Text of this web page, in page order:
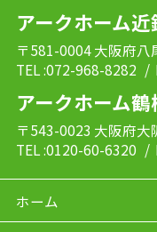
アークホーム
〒581-0004 大阪府
TEL :072-968-8282 /
アークホーム鶴
〒543-0023 大阪府
TEL :0120-60-6320 /
ホーム